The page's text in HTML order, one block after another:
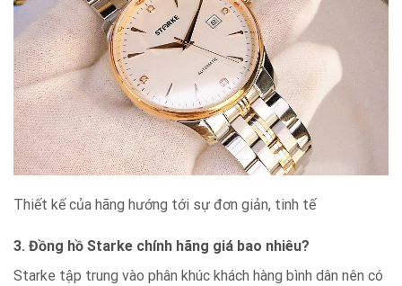
Thiết kế của hãng hướng tới sự đơn giản, tinh tế
3. Đồng hồ Starke chính hãng giá bao nhiêu?
Starke tập trung vào phân khúc khách hàng bình dân nên có